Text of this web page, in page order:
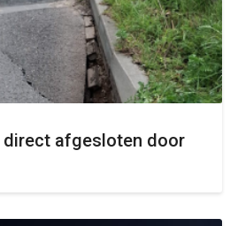
direct afgesloten door